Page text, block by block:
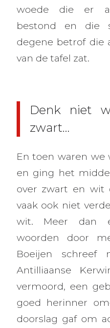
woede die er
bestond en die
degene betrof die
van de tafel zat.
Denk niet
zwart…
En toen waren we
en ging het
over zwart en wit
vaak ook niet
wit. Meer dan
woorden door
Boeijen schreef
Antilliaanse
vermoord, een
goed herinner
doorslag gaf om